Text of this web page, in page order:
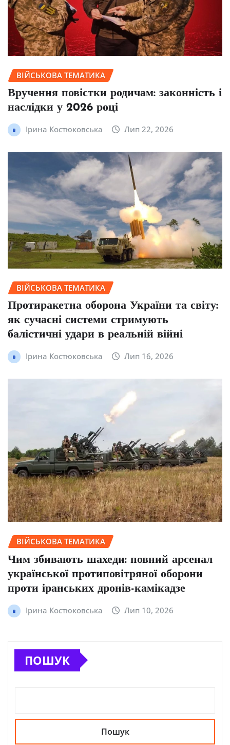
ВІЙСЬКОВА ТЕМАТИКА
Вручення повістки родичам: законність і
наслідки у 2026 році
Ірина Костюковська Лип 22, 2026
ВІЙСЬКОВА ТЕМАТИКА
Протиракетна оборона України та світу:
як сучасні системи стримують
балістичні удари в реальній війні
Ірина Костюковська Лип 16, 2026
ВІЙСЬКОВА ТЕМАТИКА
Чим збивають шахеди: повний арсенал
української протиповітряної оборони
проти іранських дронів-камікадзе
Ірина Костюковська Лип 10, 2026
ПОШУК
Пошук